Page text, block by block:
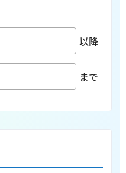
以降
まで